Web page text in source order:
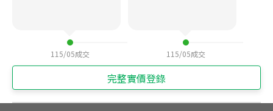
115/05成交 115/05成交
完整實價登錄